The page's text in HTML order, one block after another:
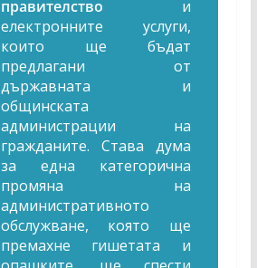
правителство и
електронните услуги,
които ще бъдат
предлагани от
държавната и
общинската
администрации на
гражданите. Става дума
за една категорична
промяна на
административното
обслужване, която ще
премахне гишетата и